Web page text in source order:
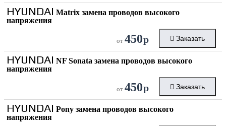
HYUNDAI Matrix замена проводов высокого
напряжения
от 450р Заказать
HYUNDAI NF Sonata замена проводов высокого
напряжения
от 450р Заказать
HYUNDAI Pony замена проводов высокого
напряжения